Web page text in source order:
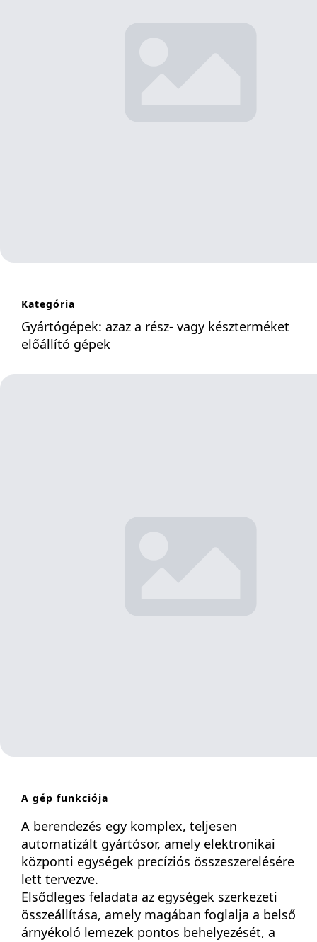
Kategória
Gyártógépek: azaz a rész- vagy készterméket
előállító gépek
A gép funkciója
A berendezés egy komplex, teljesen
automatizált gyártósor, amely elektronikai
központi egységek precíziós összeszerelésére
lett tervezve.
Elsődleges feladata az egységek szerkezeti
összeállítása, amely magában foglalja a belső
árnyékoló lemezek pontos behelyezését, a